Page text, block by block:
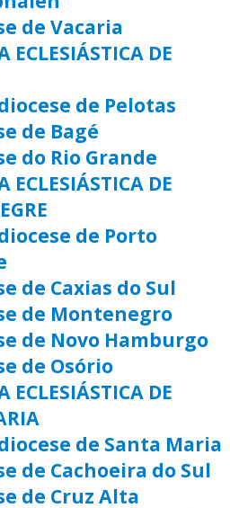
de Vacaria
ECLESIÁSTICA DE
de Pelotas
de Bagé
do Rio Grande
ECLESIÁSTICA DE
de Porto
de Caxias do Sul
de Montenegro
de Novo Hamburgo
de Osório
ECLESIÁSTICA DE
de Santa Maria
de Cachoeira do Sul
de Cruz Alta